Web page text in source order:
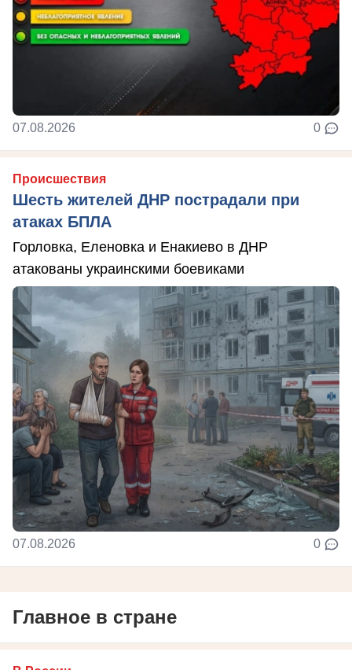
07.08.2026 0
Происшествия
Шесть жителей ДНР пострадали при
атаках БПЛА
Горловка, Еленовка и Енакиево в ДНР
атакованы украинскими боевиками
07.08.2026 0
Главное в стране